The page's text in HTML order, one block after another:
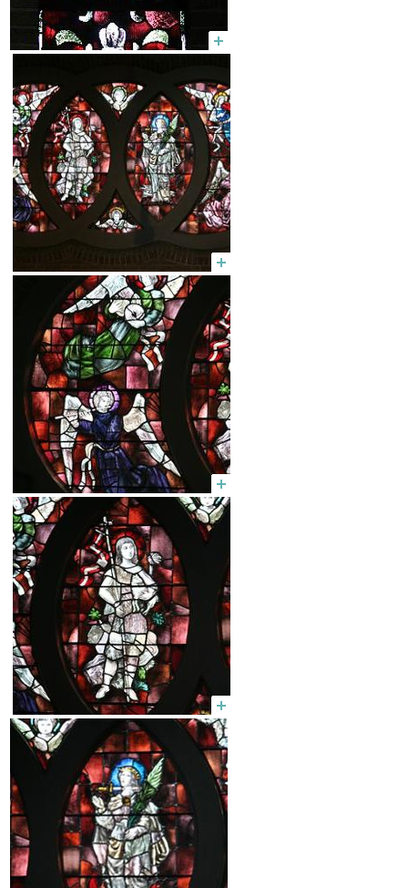
Jef Scheffers: ramen in de
sacristie met Franciscus en 2
afbeelding van Maria met kind
en H.Familie
Jos Stassen: Montfortraam
onder de toren